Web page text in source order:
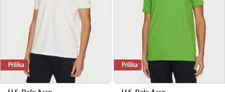
Prilika Prilika